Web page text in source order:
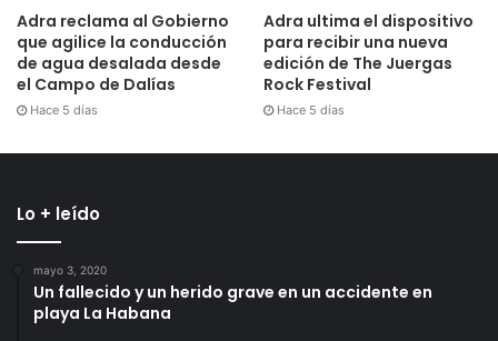
Adra reclama al Gobierno
que agilice la conducción
de agua desalada desde
el Campo de Dalías
Hace 5 días
Adra ultima el dispositivo
para recibir una nueva
edición de The Juergas
Rock Festival
Hace 5 días
Lo + leído
mayo 3, 2020
Un fallecido y un herido grave en un accidente en
playa La Habana